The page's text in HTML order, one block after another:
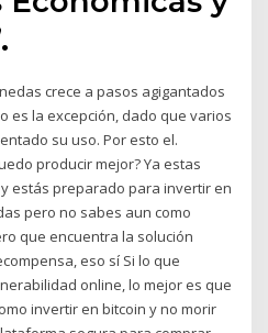
crece a pasos agigantados
es la excepción, dado que varios
su uso. Por esto el.
producir mejor? Ya estas
estás preparado para invertir en
pero no sabes aun como
que encuentra la solución
eso sí Si lo que
online, lo mejor es que
invertir en bitcoin y no morir